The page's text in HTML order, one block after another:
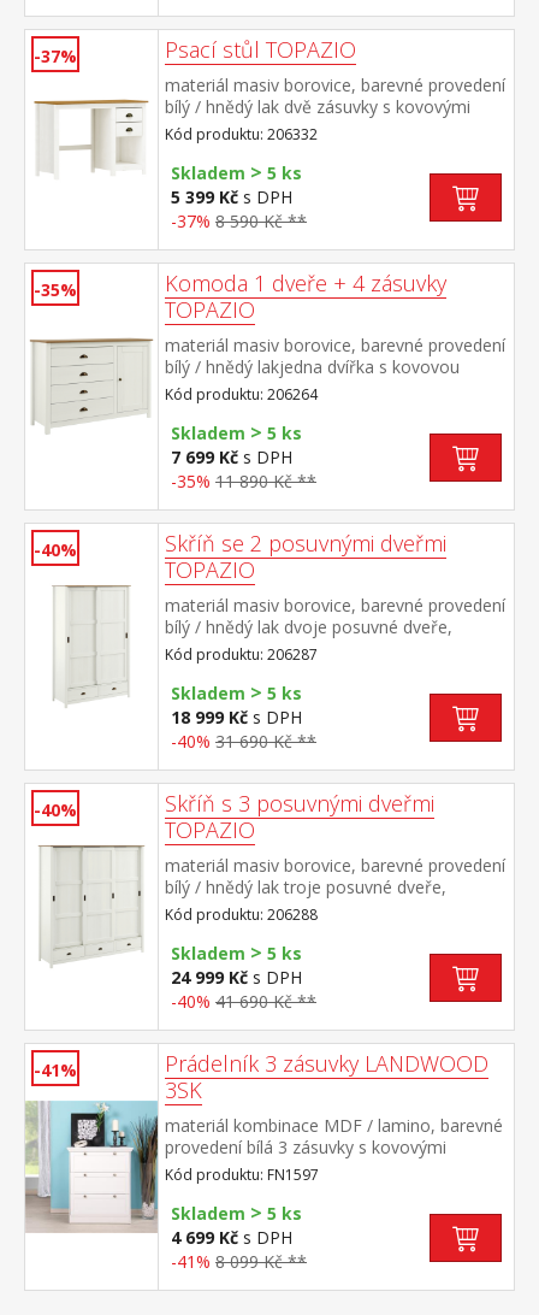
-37% Psací stůl TOPAZIO
materiál masiv borovice, barevné provedení
bílý / hnědý lak dvě zásuvky s kovovými
úchytkami a pojezdy
Kód produktu: 206332
Skladem > 5 ks
5 399 Kč s DPH
-37% 8 590 Kč **
-35%
Komoda 1 dveře + 4 zásuvky
TOPAZIO
materiál masiv borovice, barevné provedení
bílý / hnědý lakjedna dvířka s kovovou
úchytkou, za nimi jedna police čtyři zásuvky
s kovovými úchytkami a pojezdy
Kód produktu: 206264
Skladem > 5 ks
7 699 Kč s DPH
-35% 11 890 Kč **
-40%
Skříň se 2 posuvnými dveřmi
TOPAZIO
materiál masiv borovice, barevné provedení
bílý / hnědý lak dvoje posuvné dveře,
prostor dělený na poloviny v levé části
kovová šatní tyč a jedna police, v pravé
části 4 police dole dvě zásuvky s kovovými
úchytkami a pojezdy
Kód produktu: 206287
Skladem > 5 ks
18 999 Kč s DPH
-40% 31 690 Kč **
-40%
Skříň s 3 posuvnými dveřmi
TOPAZIO
materiál masiv borovice, barevné provedení
bílý / hnědý lak troje posuvné dveře,
prostor dělený na třetiny v levé a pravé
části kovová šatní tyč a jedna police ve
střední části 4 police dole tři zásuvky s
kovovými úchytkami a pojezdy
Kód produktu: 206288
Skladem > 5 ks
24 999 Kč s DPH
-40% 41 690 Kč **
-41%
Prádelník 3 zásuvky LANDWOOD
3SK
materiál kombinace MDF / lamino, barevné
provedení bílá 3 zásuvky s kovovými
úchytkami starožitného vzhledu součást
sestavy Landwood
Kód produktu: FN1597
Skladem > 5 ks
4 699 Kč s DPH
-41% 8 099 Kč **